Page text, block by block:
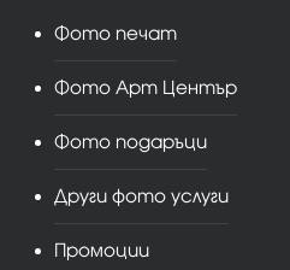
Фото печат
Фото Арт Център
Фото подаръци
Други фото услуги
Промоции